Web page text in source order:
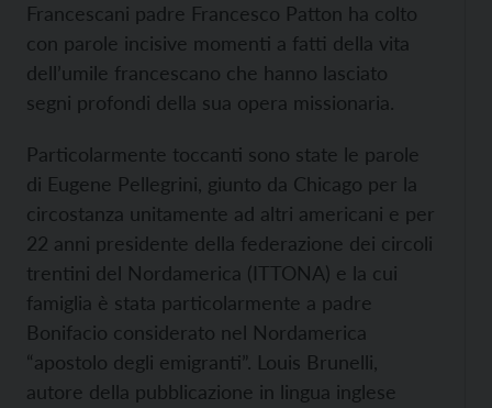
Francescani padre Francesco Patton ha colto
con parole incisive momenti a fatti della vita
dell’umile francescano che hanno lasciato
segni profondi della sua opera missionaria.
Particolarmente toccanti sono state le parole
di Eugene Pellegrini, giunto da Chicago per la
circostanza unitamente ad altri americani e per
22 anni presidente della federazione dei circoli
trentini del Nordamerica (ITTONA) e la cui
famiglia è stata particolarmente a padre
Bonifacio considerato nel Nordamerica
“apostolo degli emigranti”. Louis Brunelli,
autore della pubblicazione in lingua inglese